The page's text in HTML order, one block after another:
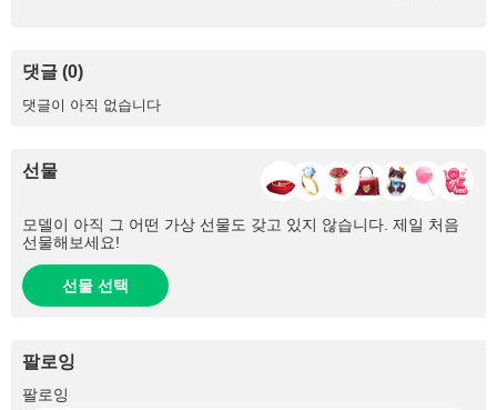
댓글 (0)
댓글이 아직 없습니다
선물
모델이 아직 그 어떤 가상 선물도 갖고 있지 않습니다. 제일 처음
선물해보세요!
선물 선택
팔로잉
팔로잉